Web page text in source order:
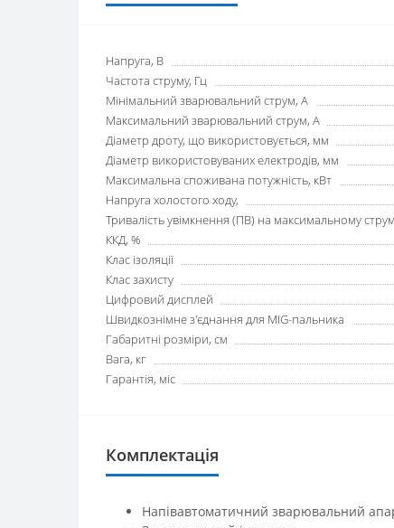
Напруга, В
Частота струму, Гц
Мінімальний зварювальний струм, А
Максимальний зварювальний струм, А
Діаметр дроту, що використовується, мм
Діаметр використовуваних електродів, мм
Максимальна споживана потужність, кВт
Напруга холостого ходу,
Тривалість увімкнення (ПВ) на максимальному
ККД, %
Клас ізоляції
Клас захисту
Цифровий дисплей
Швидкознімне з'єднання для MIG-пальника
Габаритні розміри, см
Вага, кг
Гарантія, міс
Комплектація
Напівавтоматичний зварювальний